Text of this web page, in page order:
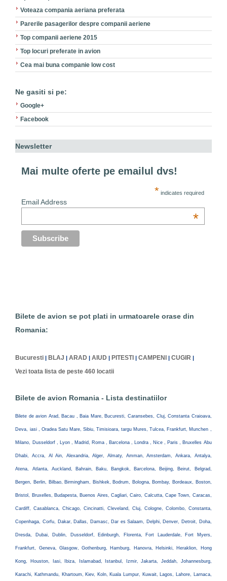
Voteaza compania aeriana preferata
Parerile pasagerilor despre companii aeriene
Top companii aeriene 2015
Top locuri preferate in avion
Cea mai buna companie low cost
Ne gasiti si pe:
Google+
Facebook
Newsletter
Mai multe oferte pe emailul dvs!
* indicates required
Email Address
*
Bilete de avion se pot plati in urmatoarele orase din
Romania:
Bucuresti BLAJ |ARAD |AIUD PITESTI |CAMPENI |CUGIR
Vezi toata lista de peste 460 locatii
Bilete de avion Romania - Lista destinatiilor
Bilete de avion Arad, Bacau , Baia Mare, Bucuresti, Caransebes, Cluj, Constanta Craioava,
Deva, iasi , Oradea Satu Mare, Sibiu, Timisioara, targu Mures, Tulcea, Frankfurt, Munchen ,
Milano, Dusseldorf , Lyon , Madrid, Roma , Barcelona , Londra , Nice , Paris , Bruxelles Abu
Dhabi, Accra, Al Ain, Alexandria, Alger, Almaty, Amman, Amsterdam, Ankara, Antalya,
Atena, Atlanta, Auckland, Bahrain, Baku, Bangkok, Barcelona, Beijing, Beirut, Belgrad,
Bergen, Berlin, Bilbao, Birmingham, Bishkek, Bodrum, Bologna, Bombay, Bordeaux, Boston,
Bristol, Bruxelles, Budapesta, Buenos Aires, Cagliari, Cairo, Calcutta, Cape Town, Caracas,
Cardiff, Casablanca, Chicago, Cincinatti, Cleveland, Cluj, Cologne, Colombo, Constanta,
Copenhaga, Corfu, Dakar, Dallas, Damasc, Dar es Salaam, Delphi, Denver, Detroit, Doha,
Dresda, Dubai, Dublin, Dusseldorf, Edinburgh, Florenta, Fort Lauderdale, Fort Myers,
Frankfurt, Geneva, Glasgow, Gothenburg, Hamburg, Hanovra, Helsinki, Heraklion, Hong
Kong, Houston, Iasi, Ibiza, Islamabad, Istanbul, Izmir, Jakarta, Jeddah, Johannesburg,
Karachi, Kathmandu, Khartoum, Kiev, Koln, Kuala Lumpur, Kuwait, Lagos, Lahore, Larnaca,